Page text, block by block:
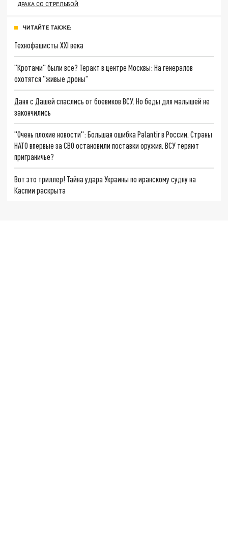
ДРАКА СО СТРЕЛЬБОЙ
ЧИТАЙТЕ ТАКЖЕ:
Технофашисты XXI века
"Кротами" были все? Теракт в центре Москвы: На генералов
охотятся "живые дроны"
Даня с Дашей спаслись от боевиков ВСУ. Но беды для малышей не
закончились
"Очень плохие новости": Большая ошибка Palantir в России. Страны
НАТО впервые за СВО остановили поставки оружия. ВСУ теряют
приграничье?
Вот это триллер! Тайна удара Украины по иранскому судну на
Каспии раскрыта